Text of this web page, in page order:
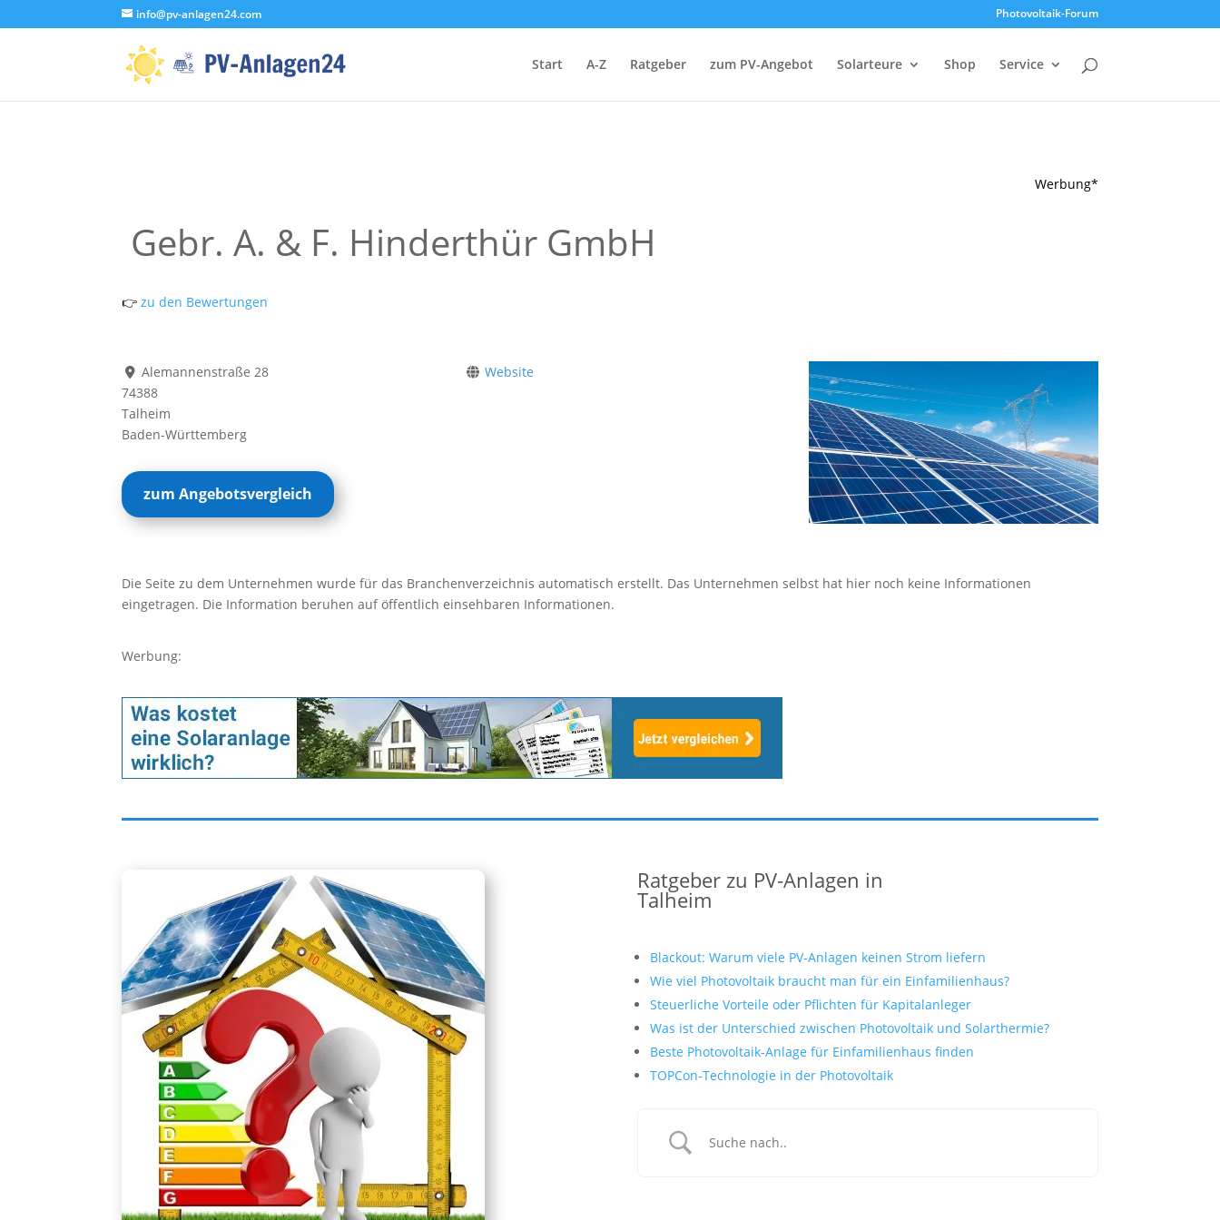
info@pv-anlagen24.com Photovoltaik-Forum
Start A-Z Ratgeber zum PV-Angebot Solarteure Shop Service
Werbung*
Gebr. A. & F. Hinderthür GmbH
👉 zu den Bewertungen
Alemannenstraße 28
74388
Talheim
Baden-Württemberg
zum Angebotsvergleich
Website
Die Seite zu dem Unternehmen wurde für das Branchenverzeichnis automatisch erstellt. Das Unternehmen selbst hat hier noch keine Informationen
eingetragen. Die Information beruhen auf öffentlich einsehbaren Informationen.
Werbung:
Ratgeber zu PV-Anlagen in
Talheim
Blackout: Warum viele PV-Anlagen keinen Strom liefern
Wie viel Photovoltaik braucht man für ein Einfamilienhaus?
Steuerliche Vorteile oder Pflichten für Kapitalanleger
Was ist der Unterschied zwischen Photovoltaik und Solarthermie?
Beste Photovoltaik-Anlage für Einfamilienhaus finden
TOPCon-Technologie in der Photovoltaik